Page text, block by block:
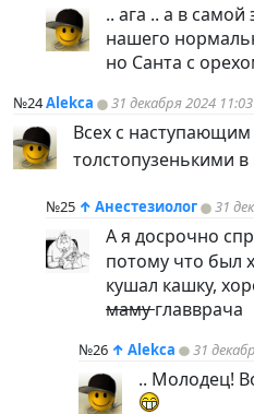
.. ага .. а в самой
нашего
но Санта с
№24Alekca 31 декабря 2024 11:03
Всех с
толстопузенькими в
№25 ↑ Анестезиолог 31
А я досрочно
потому что был
кушал кашку,
мамуглавврача
№26 ↑ Alekca 31
.. Молодец!